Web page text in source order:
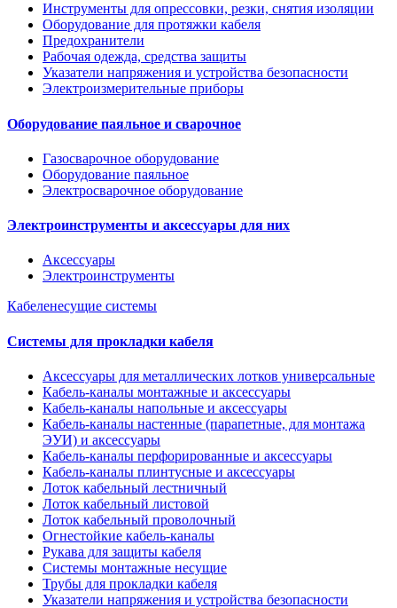
Инструменты для опрессовки, резки, снятия изоляции
Оборудование для протяжки кабеля
Предохранители
Рабочая одежда, средства защиты
Указатели напряжения и устройства безопасности
Электроизмерительные приборы
Оборудование паяльное и сварочное
Газосварочное оборудование
Оборудование паяльное
Электросварочное оборудование
Электроинструменты и аксессуары для них
Аксессуары
Электроинструменты
Кабеленесущие системы
Системы для прокладки кабеля
Аксессуары для металлических лотков универсальные
Кабель-каналы монтажные и аксессуары
Кабель-каналы напольные и аксессуары
Кабель-каналы настенные (парапетные, для монтажа
ЭУИ) и аксессуары
Кабель-каналы перфорированные и аксессуары
Кабель-каналы плинтусные и аксессуары
Лоток кабельный лестничный
Лоток кабельный листовой
Лоток кабельный проволочный
Огнестойкие кабель-каналы
Рукава для защиты кабеля
Системы монтажные несущие
Трубы для прокладки кабеля
Указатели напряжения и устройства безопасности